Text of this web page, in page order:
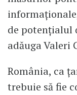
de potențialul
adăuga Valeri
România, ca
trebuie să fie